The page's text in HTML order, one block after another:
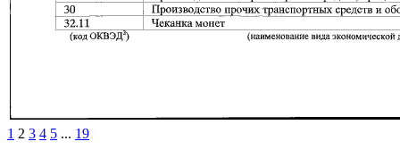
1 2 3 4 5 ... 19